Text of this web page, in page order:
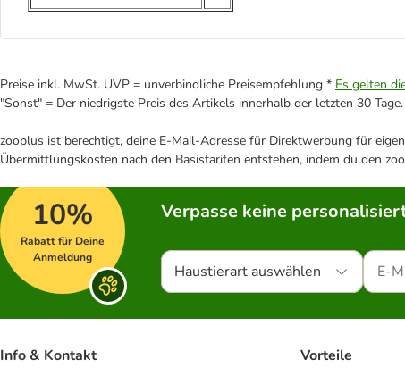
Preise inkl. MwSt. UVP = unverbindliche Preisempfehlung * Es gelten
"Sonst" = Der niedrigste Preis des Artikels innerhalb der letzten 30 Tage.
zooplus ist berechtigt, deine E-Mail-Adresse für Direktwerbung für
Übermittlungskosten nach den Basistarifen entstehen, indem du den
10%
Rabatt für Deine
Anmeldung
Verpasse keine
Haustierart auswählen
Info & Kontakt Vorteile